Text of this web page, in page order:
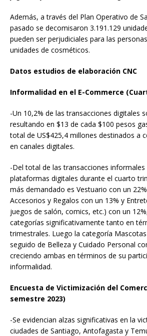
Además, a través del Plan Operativo de
pasado se decomisaron 3.191.129
pueden ser perjudiciales para las
unidades de cosméticos.
Datos estudios de elaboración CNC
Informalidad en el E-Commerce
-Un 10,2% de las transacciones digitales
resultando en $13 de cada $100 pesos
total de US$425,4 millones destinados a
en canales digitales.
-Del total de las transacciones informales
plataformas digitales durante el cuarto
más demandado es Vestuario con un
Accesorios y Regalos con un 13% y
juegos de salón, comics, etc.) con un
categorías significativamente tanto en
trimestrales. Luego la categoría
seguido de Belleza y Cuidado Personal
creciendo ambas en términos de su
informalidad.
Encuesta de Victimización del
semestre 2023)
-Se evidencian alzas significativas en la
ciudades de Santiago, Antofagasta y